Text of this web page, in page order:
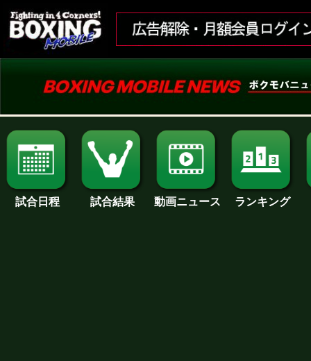
試合日程 試合結果 動画ニュース ランキング